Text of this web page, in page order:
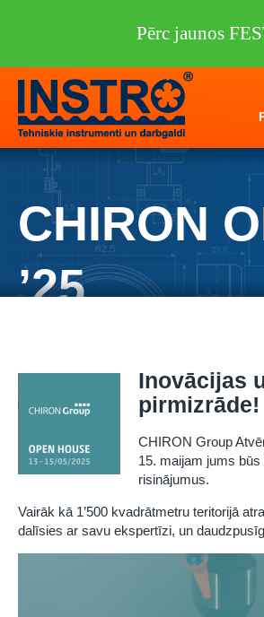
CHIRON
’25
Inovācijas
pirmizrāde!
CHIRON Group
15. maijam jums
risinājumus.
Vairāk kā 1’500 kvadrātmetru teritorijā
dalīsies ar savu ekspertīzi, un
Pērc jaunos